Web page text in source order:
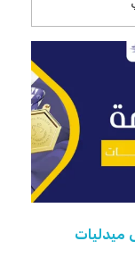
ميدليات